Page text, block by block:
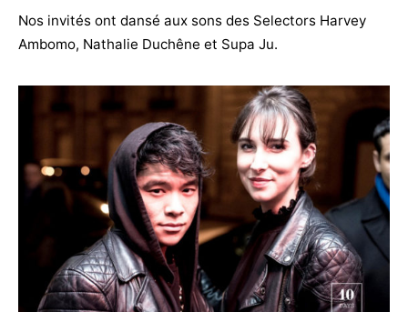
Nos invités ont dansé aux sons des Selectors Harvey
Ambomo, Nathalie Duchêne et Supa Ju.